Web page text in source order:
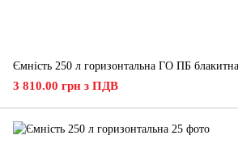
Ємність 250 л горизонтальна ГО ПБ блакитна
3 810.00 грн з ПДВ